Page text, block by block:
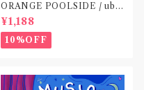
ORANGE POOLSIDE / ubu
(CD作品)〝神奈川・厚木〟
¥1,188
10%OFF